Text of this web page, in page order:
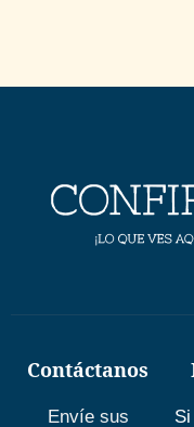
Contáctanos
Envíe sus